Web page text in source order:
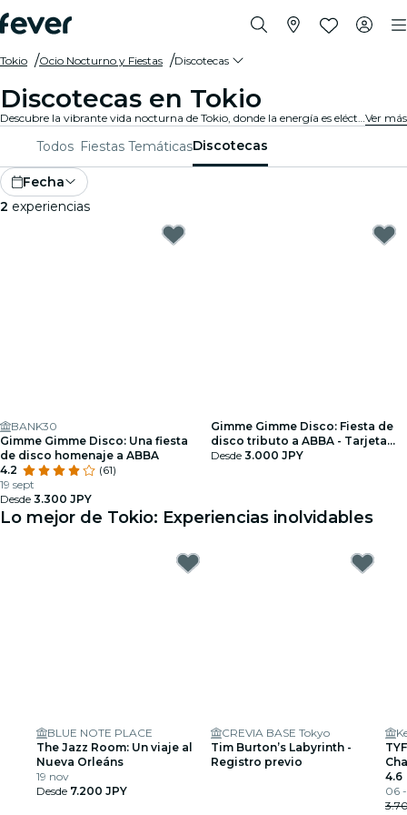
Tokio Ocio Nocturno y Fiestas Discotecas
Discotecas en Tokio
Descubre la vibrante vida nocturna de Tokio, donde la energía es eléctrica y la música no para. Visita las mejores discotecas, baila con los mejores DJs, disfruta de bebidas premium y vibra con el ambiente. ¿Listo para una noche inolvidable?Ver más
Todos Fiestas TemáticasDiscotecas
Fecha
2 experiencias
BANK30
Gimme Gimme Disco: Una fiesta
de disco homenaje a ABBA
4.2
(61)
19 sept
Desde 3.300 JPY
Gimme Gimme Disco: Fiesta de
disco tributo a ABBA - Tarjeta
regalo concierto
Desde 3.000 JPY
Lo mejor de Tokio: Experiencias inolvidables
BLUE NOTE PLACE
The Jazz Room: Un viaje al
Nueva Orleáns
19 nov
Desde 7.200 JPY
CREVIA BASE Tokyo
Tim Burton’s Labyrinth -
Registro previo
4.6
06